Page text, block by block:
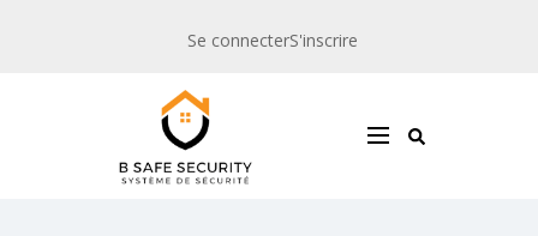
Se connecterS'inscrire